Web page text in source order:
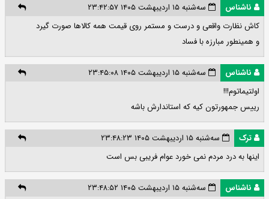
ناشناس
سه‌شنبه ۱۵ اردیبهشت ۱۴۰۵ ۲۳:۴۲:۵۷
کاش نظارت واقعی و درست و مستمر روی قیمت همه کالاها صورت گیرد
و همینطور مبارزه با فساد
ناشناس
سه‌شنبه ۱۵ اردیبهشت ۱۴۰۵ ۲۳:۴۵:۰۸
اولتیماتوم!!!
رییس جمهورتون کیه که استاندارش باشه
ترک
سه‌شنبه ۱۵ اردیبهشت ۱۴۰۵ ۲۳:۴۸:۲۳
اینها به درد مردم نمی خورد عوام فریبی بس است
ناشناس
سه‌شنبه ۱۵ اردیبهشت ۱۴۰۵ ۲۳:۴۸:۵۲